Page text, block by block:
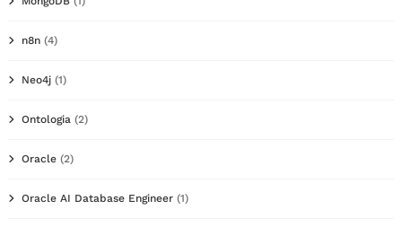
n8n (4)
Neo4j (1)
Ontologia (2)
Oracle (2)
Oracle AI Database Engineer (1)